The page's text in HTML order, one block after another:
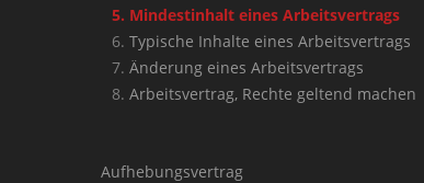
Mindestinhalt eines Arbeitsvertrags
Typische Inhalte eines Arbeitsvertrags
Änderung eines Arbeitsvertrags
Arbeitsvertrag, Rechte geltend machen
Aufhebungsvertrag